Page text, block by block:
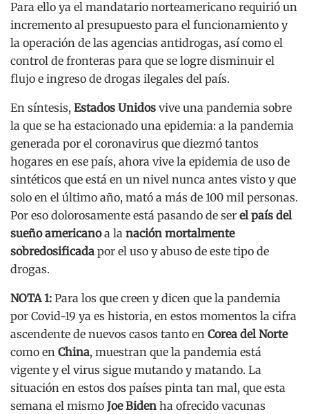
Para ello ya el mandatario norteamericano requirió un
incremento al presupuesto para el funcionamiento y
la operación de las agencias antidrogas, así como el
control de fronteras para que se logre disminuir el
flujo e ingreso de drogas ilegales del país.
En síntesis, Estados Unidos vive una pandemia sobre
la que se ha estacionado una epidemia: a la pandemia
generada por el coronavirus que diezmó tantos
hogares en ese país, ahora vive la epidemia de uso de
sintéticos que está en un nivel nunca antes visto y que
solo en el último año, mató a más de 100 mil personas.
Por eso dolorosamente está pasando de ser el país del
sueño americanoa la nación mortalmente
sobredosificada por el uso y abuso de este tipo de
drogas.
NOTA 1: Para los que creen y dicen que la pandemia
por Covid-19 ya es historia, en estos momentos la cifra
ascendente de nuevos casos tanto en Corea del Norte
como en China, muestran que la pandemia está
vigente y el virus sigue mutando y matando. La
situación en estos dos países pinta tan mal, que esta
semana el mismo Joe Biden ha ofrecido vacunas